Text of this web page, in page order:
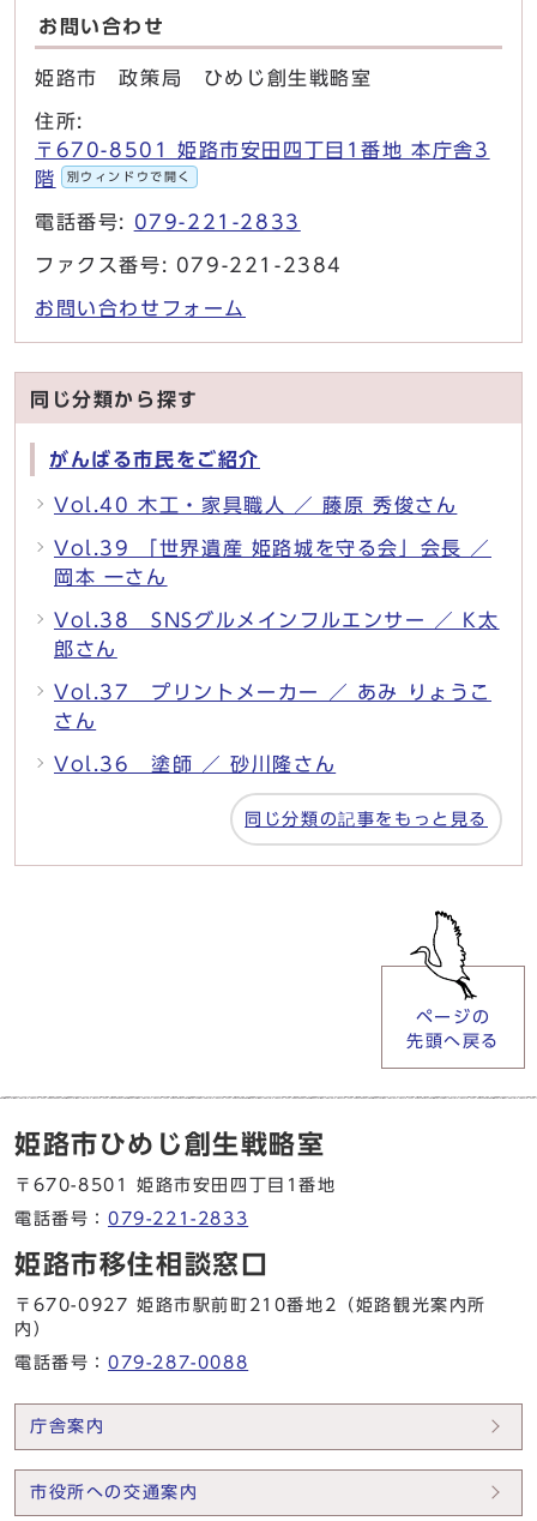
お問い合わせ
姫路市 政策局 ひめじ創生戦略室
住所:
〒670-8501 姫路市安田四丁目1番地 本庁舎3
階
別ウィンドウで開く
電話番号: 079-221-2833
ファクス番号: 079-221-2384
お問い合わせフォーム
同じ分類から探す
がんばる市民をご紹介
Vol.40 木工・家具職人 ／ 藤原 秀俊さん
Vol.39 「世界遺産 姫路城を守る会」会長 ／
岡本 一さん
Vol.38 SNSグルメインフルエンサー ／ K太
郎さん
Vol.37 プリントメーカー ／ あみ りょうこ
さん
Vol.36 塗師 ／ 砂川隆さん
同じ分類の記事をもっと見る
ページの
先頭へ戻る
姫路市ひめじ創生戦略室
〒670-8501 姫路市安田四丁目1番地
電話番号： 079-221-2833
姫路市移住相談窓口
〒670-0927 姫路市駅前町210番地2（姫路観光案内所
内）
電話番号： 079-287-0088
庁舎案内
市役所への交通案内